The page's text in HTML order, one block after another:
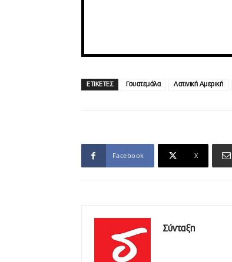
ΕΤΙΚΕΤΕΣ Γουατεμάλα Λατινική Αμερική
Facebook X
Σύνταξη